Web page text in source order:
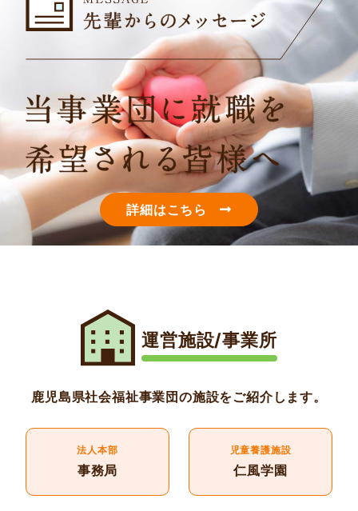
詳細はこちら
運営施設/事業所
鹿児島県社会福祉事業団の施設をご紹介します。
法人本部
事務局
児童養護施設
仁風学園